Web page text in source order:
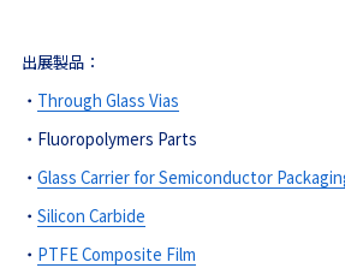
出展製品：
・ Through Glass Vias
・ Fluoropolymers Parts
・ Glass Carrier for Semiconductor
・ Silicon Carbide
・ PTFE Composite Film